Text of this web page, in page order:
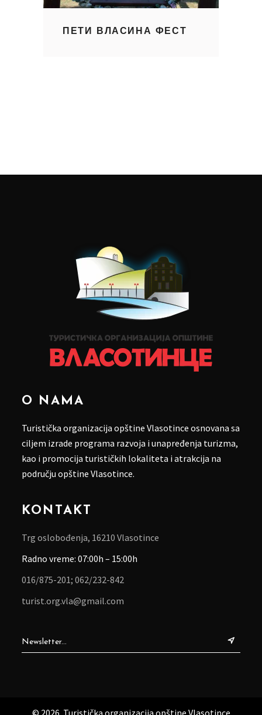
ПЕТИ ВЛАСИНА ФЕСТ
O NAMA
Turistička organizacija opštine Vlasotince osnovana sa
ciljem izrade programa razvoja i unapređenja turizma,
kao i promocija turističkih lokaliteta i atrakcija na
području opštine Vlasotince.
KONTAKT
Trg oslobođenja, 16210 Vlasotince
Radno vreme: 07:00h – 15:00h
016/875-201; 062/232-842
turist.org.vla@gmail.com